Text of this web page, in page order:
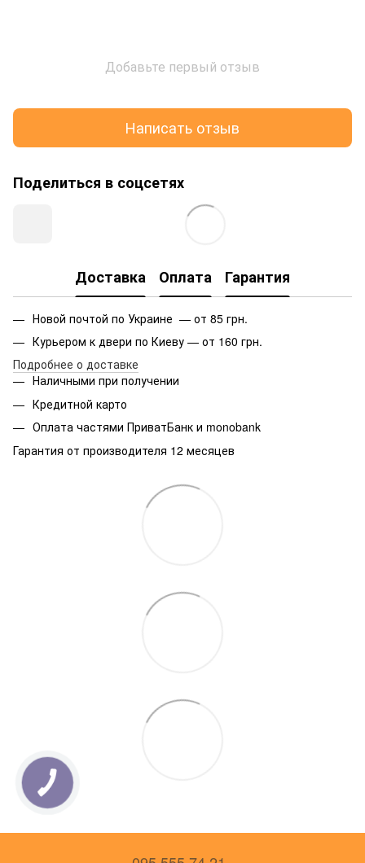
Добавьте первый отзыв
Написать отзыв
Поделиться в соцсетях
Доставка Оплата Гарантия
Новой почтой по Украине — от 85 грн.
Курьером к двери по Киеву — от 160 грн.
Подробнее о доставке
Наличными при получении
Кредитной карто
Оплата частями ПриватБанк и monobank
Гарантия от производителя 12 месяцев